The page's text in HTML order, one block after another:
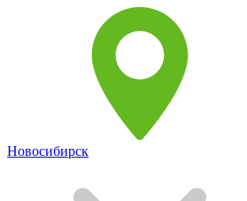
Новосибирск